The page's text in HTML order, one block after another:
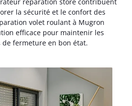
la sécurité et le confort des
volet roulant à Mugron
efficace pour maintenir les
fermeture en bon état.